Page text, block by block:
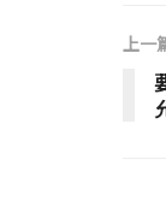
上一